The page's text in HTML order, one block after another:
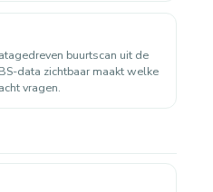
buurtscan uit de
data zichtbaar maakt welke
vragen.